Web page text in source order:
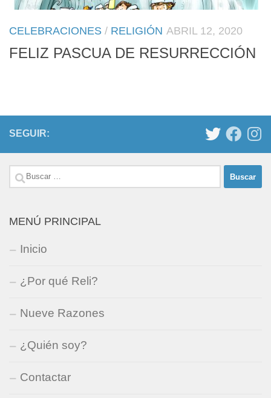
CELEBRACIONES / RELIGIÓN ABRIL 12, 2020
FELIZ PASCUA DE RESURRECCIÓN
SEGUIR:
Buscar:
MENÚ PRINCIPAL
Inicio
¿Por qué Reli?
Nueve Razones
¿Quién soy?
Contactar